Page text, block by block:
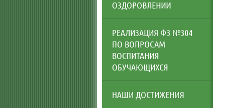
ОЗДОРОВЛЕНИИ
РЕАЛИЗАЦИЯ ФЗ №304
ПО ВОПРОСАМ
ВОСПИТАНИЯ
ОБУЧАЮЩИХСЯ
НАШИ ДОСТИЖЕНИЯ